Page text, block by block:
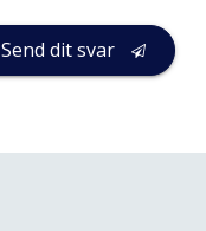
Send dit svar